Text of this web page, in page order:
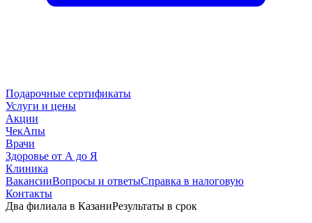
Подарочные сертификаты
Услуги и цены
Акции
ЧекАпы
Врачи
Здоровье от А до Я
Клиника
ВакансииВопросы и ответыСправка в налоговую
Контакты
Два филиала в КазаниРезультаты в срок